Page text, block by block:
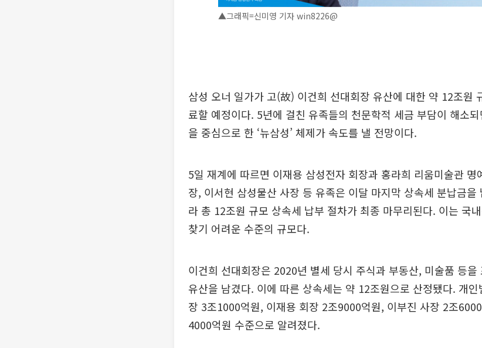
▲그래픽=신미영 기자 win8226@
삼성 오너 일가가 고(故) 이건희 선대회장 유산에 대한 약 12조원
료할 예정이다. 5년에 걸친 유족들의 천문학적 세금 부담이 해소
을 중심으로 한 ‘뉴삼성’ 체제가 속도를 낼 전망이다.
5일 재계에 따르면 이재용 삼성전자 회장과 홍라희 리움미술관
장, 이서현 삼성물산 사장 등 유족은 이달 마지막 상속세 분납금
라 총 12조원 규모 상속세 납부 절차가 최종 마무리된다. 이는 국
찾기 어려운 수준의 규모다.
이건희 선대회장은 2020년 별세 당시 주식과 부동산, 미술품 등을
유산을 남겼다. 이에 따른 상속세는 약 12조원으로 산정됐다. 개
장 3조1000억원, 이재용 회장 2조9000억원, 이부진 사장 2조
4000억원 수준으로 알려졌다.